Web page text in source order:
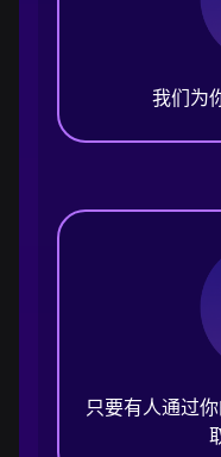
我们为
只要有人通过